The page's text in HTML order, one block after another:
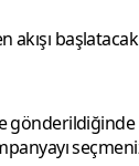
akışı